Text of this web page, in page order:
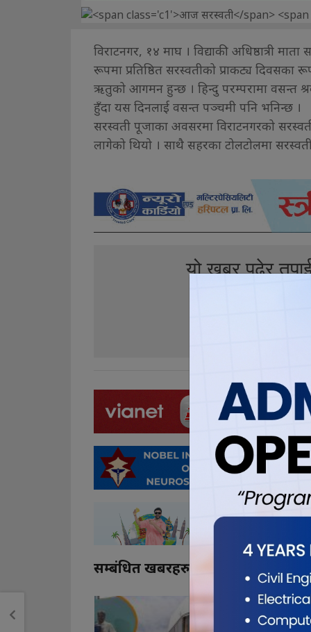
विराटनगर, १४ माघ । विद्याकी अधिष्ठात्री
रूपमा प्रतिष्ठित सरस्वतीको प्राकट्य
ऋतुको आगमन हुन्छ । हिन्दु परम्परामा वसन्त
हुँदा यस दिनलाई वसन्त पञ्चमी पनि भनिन्छ ।
सरस्वती पूजाका अवसरमा विराटनगरको
लागेको थियो । साथै सहरका टोलटोलमा
यो खबर पढेर
सम्बंधित खबरहरु